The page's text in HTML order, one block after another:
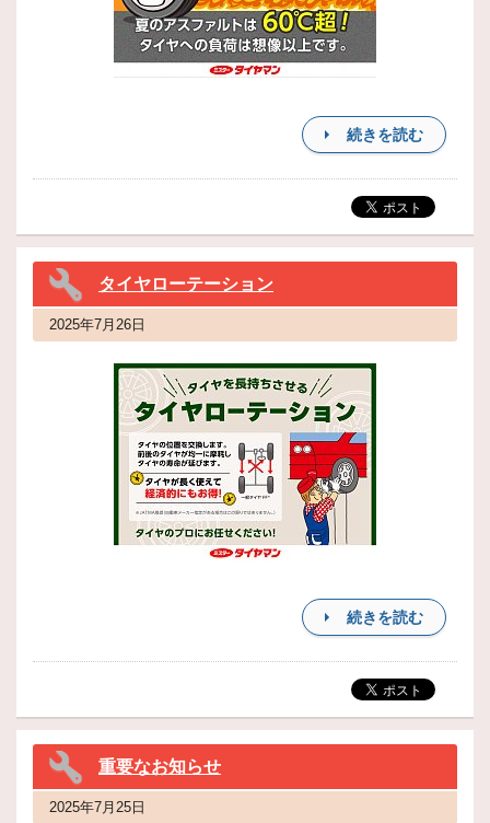
続きを読む
タイヤローテーション
2025年7月26日
続きを読む
重要なお知らせ
2025年7月25日